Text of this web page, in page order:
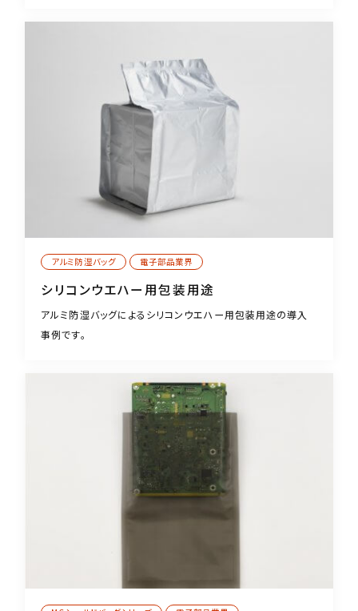
アルミ防湿バッグ 電子部品業界
シリコンウエハー用包装用途
アルミ防湿バッグによるシリコンウエハー用包装用途の導入
事例です。